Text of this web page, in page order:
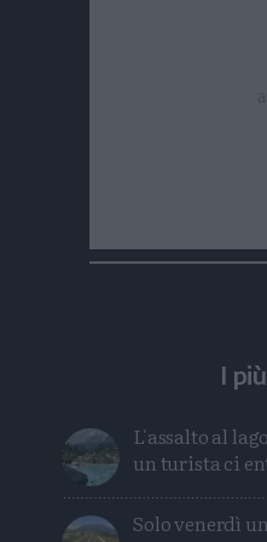
I
L'assalto al
un turista ci
Solo venerdì